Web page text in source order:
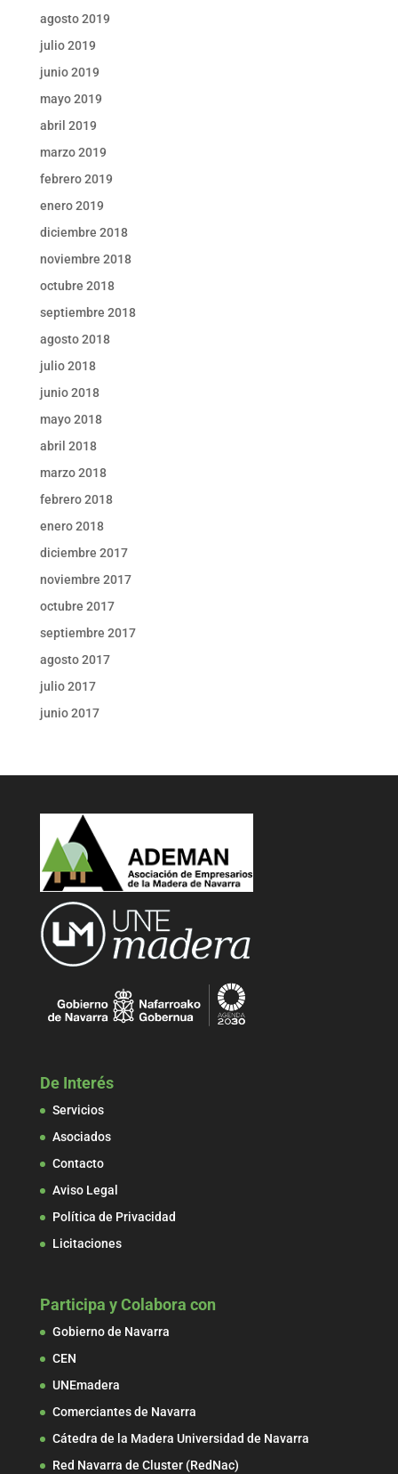
agosto 2019
julio 2019
junio 2019
mayo 2019
abril 2019
marzo 2019
febrero 2019
enero 2019
diciembre 2018
noviembre 2018
octubre 2018
septiembre 2018
agosto 2018
julio 2018
junio 2018
mayo 2018
abril 2018
marzo 2018
febrero 2018
enero 2018
diciembre 2017
noviembre 2017
octubre 2017
septiembre 2017
agosto 2017
julio 2017
junio 2017
De Interés
Servicios
Asociados
Contacto
Aviso Legal
Política de Privacidad
Licitaciones
Participa y Colabora con
Gobierno de Navarra
CEN
UNEmadera
Comerciantes de Navarra
Cátedra de la Madera Universidad de Navarra
Red Navarra de Cluster (RedNac)